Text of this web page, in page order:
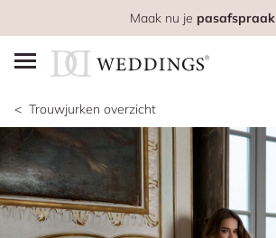
Maak nu je pasafspraak
Trouwjurken overzicht